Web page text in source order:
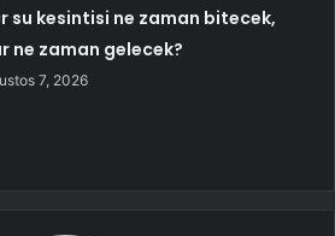
su kesintisi ne zaman bitecek,
ne zaman gelecek?
7, 2026